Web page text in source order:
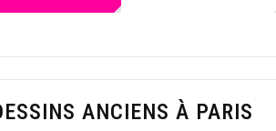
ANCIENS À PARIS